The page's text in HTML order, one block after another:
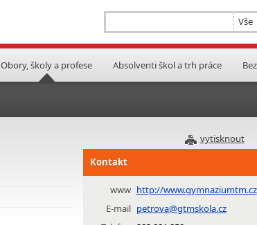
Obory, školy a profese Absolventi škol a trh práce
vytisknout
Kontakt
www http://www.gymnaziumtm.cz
E-mail petrova@gtmskola.cz